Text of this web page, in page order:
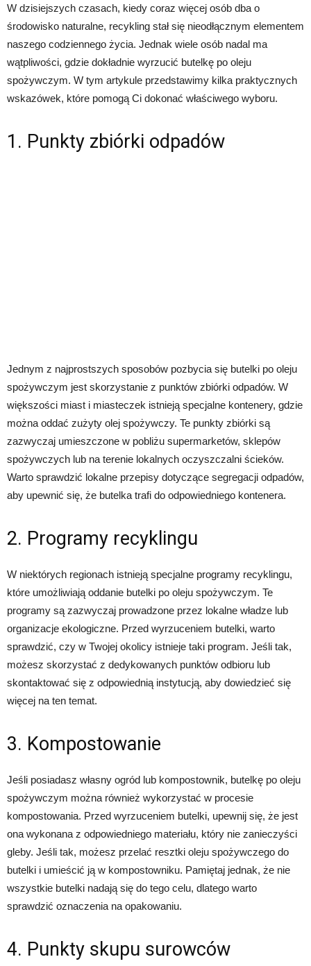
W dzisiejszych czasach, kiedy coraz więcej osób dba o
środowisko naturalne, recykling stał się nieodłącznym elementem
naszego codziennego życia. Jednak wiele osób nadal ma
wątpliwości, gdzie dokładnie wyrzucić butelkę po oleju
spożywczym. W tym artykule przedstawimy kilka praktycznych
wskazówek, które pomogą Ci dokonać właściwego wyboru.
1. Punkty zbiórki odpadów
Jednym z najprostszych sposobów pozbycia się butelki po oleju
spożywczym jest skorzystanie z punktów zbiórki odpadów. W
większości miast i miasteczek istnieją specjalne kontenery, gdzie
można oddać zużyty olej spożywczy. Te punkty zbiórki są
zazwyczaj umieszczone w pobliżu supermarketów, sklepów
spożywczych lub na terenie lokalnych oczyszczalni ścieków.
Warto sprawdzić lokalne przepisy dotyczące segregacji odpadów,
aby upewnić się, że butelka trafi do odpowiedniego kontenera.
2. Programy recyklingu
W niektórych regionach istnieją specjalne programy recyklingu,
które umożliwiają oddanie butelki po oleju spożywczym. Te
programy są zazwyczaj prowadzone przez lokalne władze lub
organizacje ekologiczne. Przed wyrzuceniem butelki, warto
sprawdzić, czy w Twojej okolicy istnieje taki program. Jeśli tak,
możesz skorzystać z dedykowanych punktów odbioru lub
skontaktować się z odpowiednią instytucją, aby dowiedzieć się
więcej na ten temat.
3. Kompostowanie
Jeśli posiadasz własny ogród lub kompostownik, butelkę po oleju
spożywczym można również wykorzystać w procesie
kompostowania. Przed wyrzuceniem butelki, upewnij się, że jest
ona wykonana z odpowiedniego materiału, który nie zanieczyści
gleby. Jeśli tak, możesz przelać resztki oleju spożywczego do
butelki i umieścić ją w kompostowniku. Pamiętaj jednak, że nie
wszystkie butelki nadają się do tego celu, dlatego warto
sprawdzić oznaczenia na opakowaniu.
4. Punkty skupu surowców